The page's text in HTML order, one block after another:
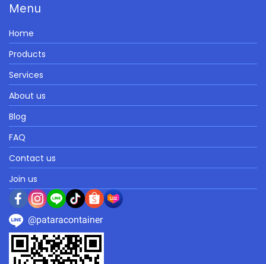
Menu
Home
Products
Services
About us
Blog
FAQ
Contact us
Join us
@pataracontainer